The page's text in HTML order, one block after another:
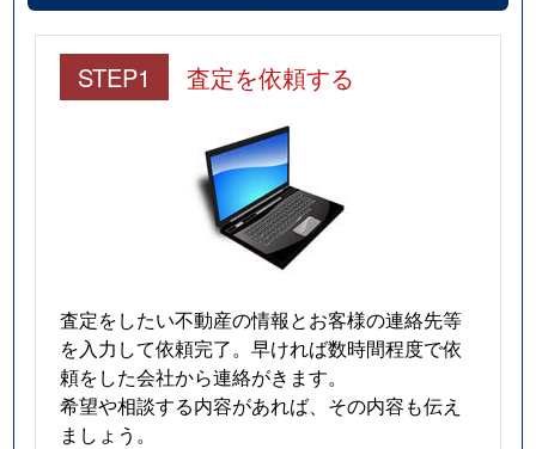
STEP1 査定を依頼する
査定をしたい不動産の情報とお客様の連絡先等
を入力して依頼完了。早ければ数時間程度で依
頼をした会社から連絡がきます。
希望や相談する内容があれば、その内容も伝え
ましょう。